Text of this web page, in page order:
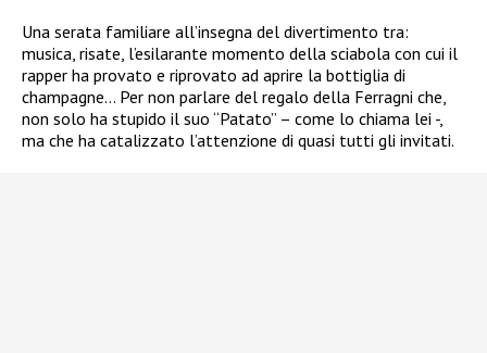
Una serata familiare all’insegna del divertimento tra:
musica, risate, l’esilarante momento della sciabola con cui il
rapper ha provato e riprovato ad aprire la bottiglia di
champagne… Per non parlare del regalo della Ferragni che,
non solo ha stupido il suo “Patato” – come lo chiama lei -,
ma che ha catalizzato l’attenzione di quasi tutti gli invitati.